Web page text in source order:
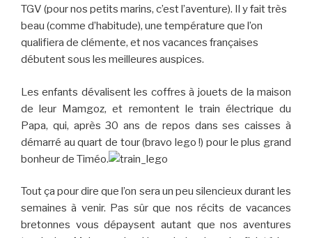
TGV (pour nos petits marins, c’est l’aventure). Il y fait très
beau (comme d’habitude), une température que l’on
qualifiera de clémente, et nos vacances françaises
débutent sous les meilleures auspices.
Les enfants dévalisent les coffres à jouets de la maison
de leur Mamgoz, et remontent le train électrique du
Papa, qui, après 30 ans de repos dans ses caisses à
démarré au quart de tour (bravo lego !) pour le plus grand
bonheur de Timéo.
Tout ça pour dire que l’on sera un peu silencieux durant les
semaines à venir. Pas sûr que nos récits de vacances
bretonnes vous dépaysent autant que nos aventures